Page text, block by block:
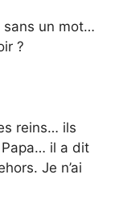
sans un mot…
?
reins… ils
Papa… il a dit
Je n’ai